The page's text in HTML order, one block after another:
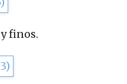
finos.